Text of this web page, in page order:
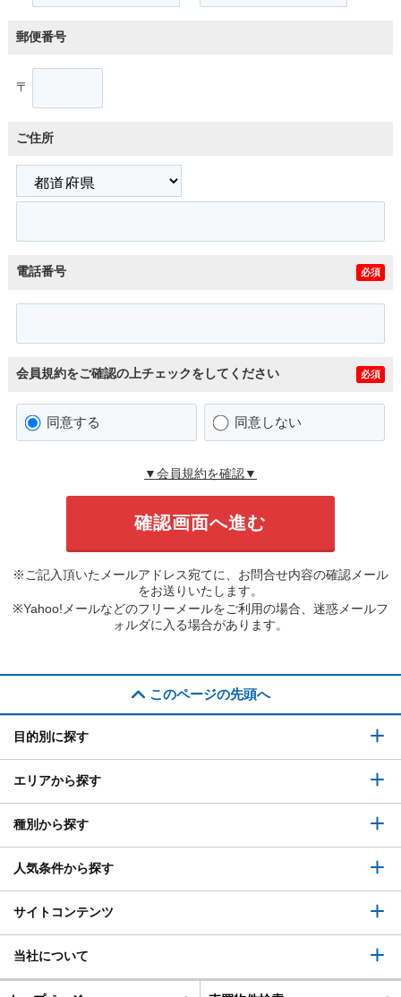
郵便番号
〒
ご住所
電話番号 必須
会員規約をご確認の上チェックをしてください 必須
同意する 同意しない
▼会員規約を確認▼
※ご記入頂いたメールアドレス宛てに、お問合せ内容の確認メール
をお送りいたします。
※Yahoo!メールなどのフリーメールをご利用の場合、迷惑メールフ
ォルダに入る場合があります。
このページの先頭へ
目的別に探す
エリアから探す
種別から探す
人気条件から探す
サイトコンテンツ
当社について